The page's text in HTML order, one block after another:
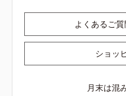
よくあるご
ショッ
月末は混